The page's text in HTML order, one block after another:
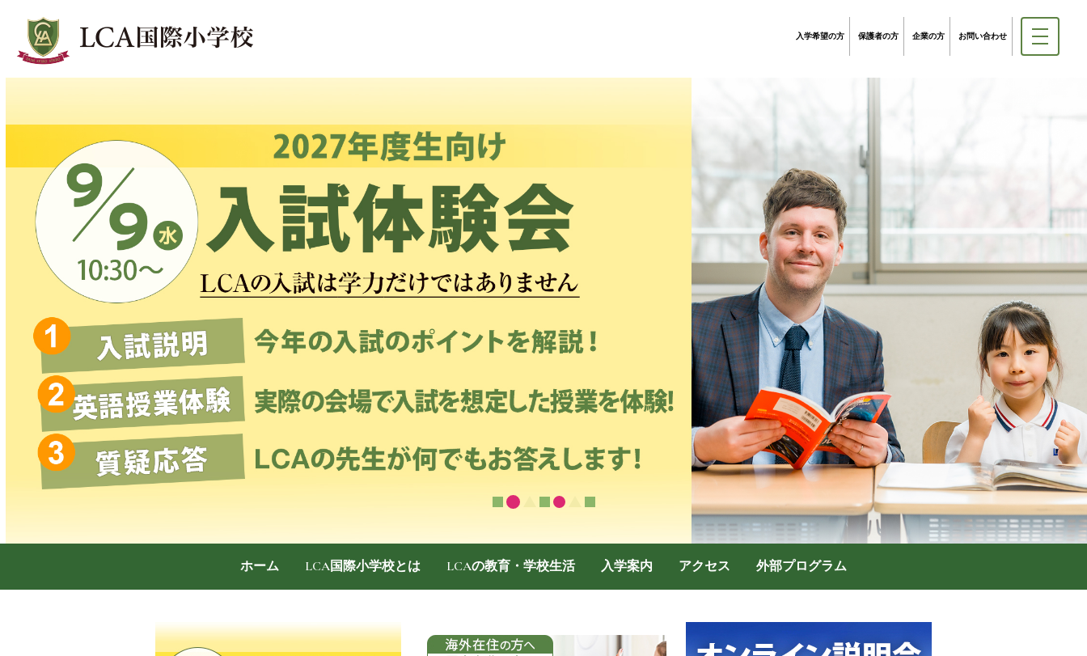
入学希望の方 保護者の方 企業の方 お問い合わせ
ホーム LCA国際小学校とは LCAの教育・学校生活 入学案内 アクセス 外部プログラム